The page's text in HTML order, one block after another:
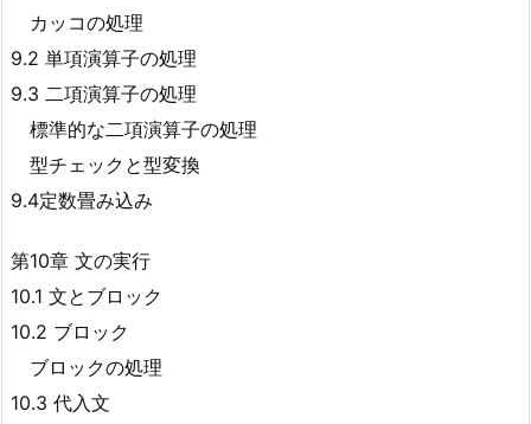
カッコの処理
9.2 単項演算子の処理
9.3 二項演算子の処理
標準的な二項演算子の処理
型チェックと型変換
9.4定数畳み込み
第10章 文の実行
10.1 文とブロック
10.2 ブロック
ブロックの処理
10.3 代入文